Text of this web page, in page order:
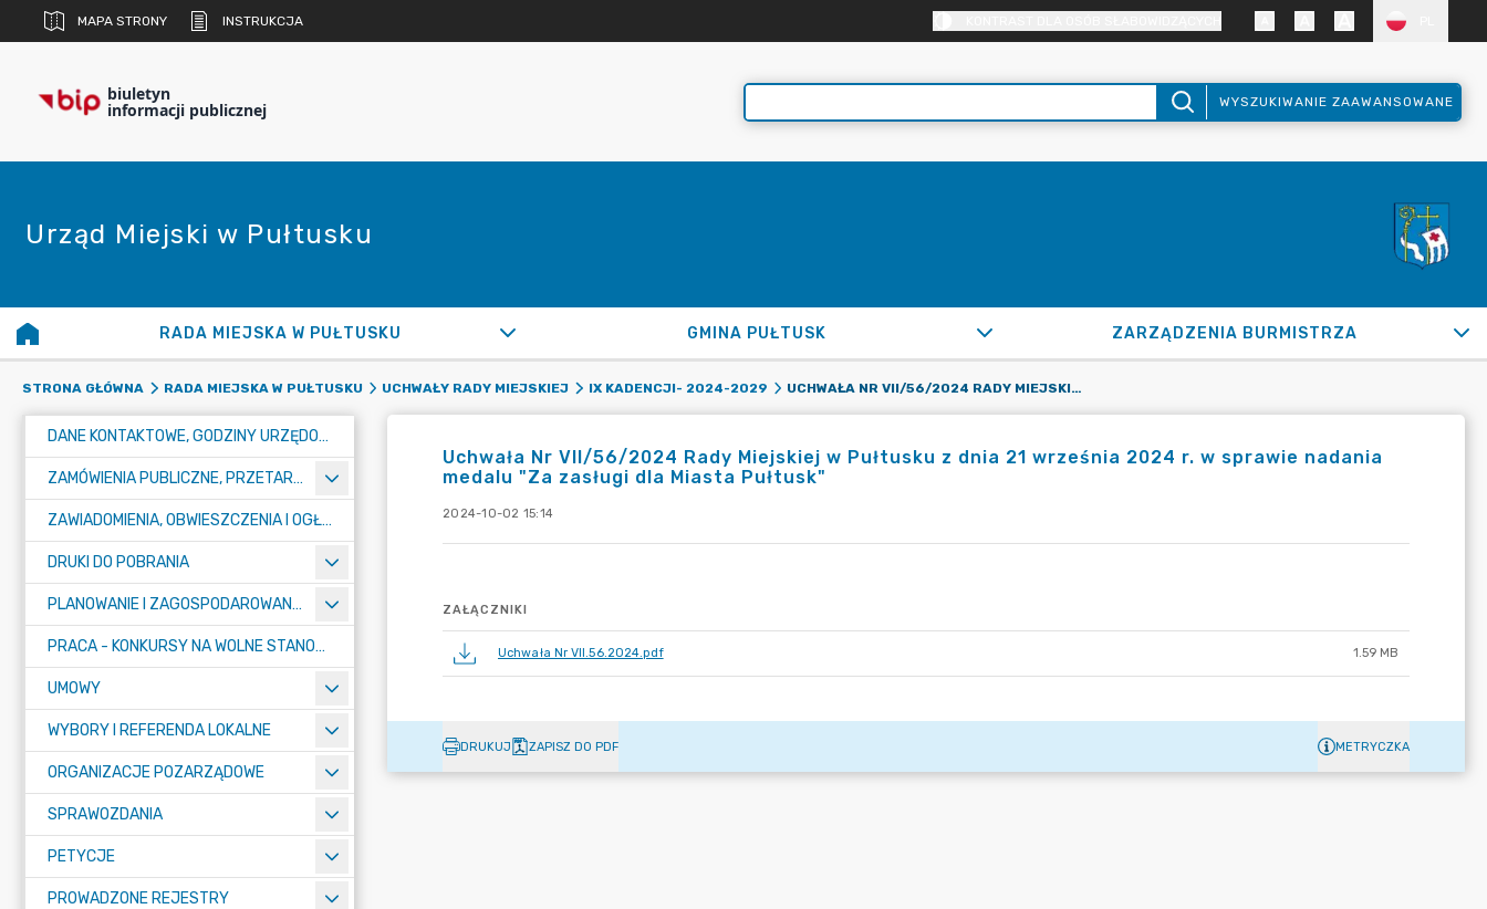
MAPA STRONY INSTRUKCJA
biuletyn
informacji publicznej WYSZUKIWANIE ZAAWANSOWANE
Urząd Miejski w Pułtusku
RADA MIEJSKA W PUŁTUSKU GMINA PUŁTUSK ZARZĄDZENIA BURMISTRZA
STRONA GŁÓWNA RADA MIEJSKA W PUŁTUSKU UCHWAŁY RADY MIEJSKIEJ IX KADENCJI- 2024-2029 UCHWAŁA NR VII/56/2024 RADY MIEJSKIEJ W PUŁTUSKU Z DNIA 21 WRZEŚNIA 2024 R. W SPRAWIE NADANIA MEDALU "ZA ZASŁUGI DLA MIASTA PUŁTUSK"
DANE KONTAKTOWE, GODZINY URZĘDOWANIA I NUMER KONTA BANKOWEGO
ZAMÓWIENIA PUBLICZNE, PRZETARGI, KONKURSY
ZAWIADOMIENIA, OBWIESZCZENIA I OGŁOSZENIA
DRUKI DO POBRANIA
PLANOWANIE I ZAGOSPODAROWANIE PRZESTRZENNE
PRACA - KONKURSY NA WOLNE STANOWISKA
UMOWY
WYBORY I REFERENDA LOKALNE
ORGANIZACJE POZARZĄDOWE
SPRAWOZDANIA
PETYCJE
PROWADZONE REJESTRY
Uchwała Nr VII/56/2024 Rady Miejskiej w Pułtusku z dnia 21 września 2024 r. w sprawie nadania
medalu "Za zasługi dla Miasta Pułtusk"
2024-10-02 15:14
ZAŁĄCZNIKI
Uchwała Nr VII.56.2024.pdf 1.59 MB
DRUKUJ ZAPISZ DO PDF METRYCZKA